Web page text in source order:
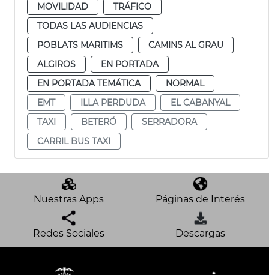
MOVILIDAD
TRÁFICO
TODAS LAS AUDIENCIAS
POBLATS MARITIMS
CAMINS AL GRAU
ALGIROS
EN PORTADA
EN PORTADA TEMÁTICA
NORMAL
EMT
ILLA PERDUDA
EL CABANYAL
TAXI
BETERÓ
SERRADORA
CARRIL BUS TAXI
Nuestras Apps Páginas de Interés
Redes Sociales Descargas